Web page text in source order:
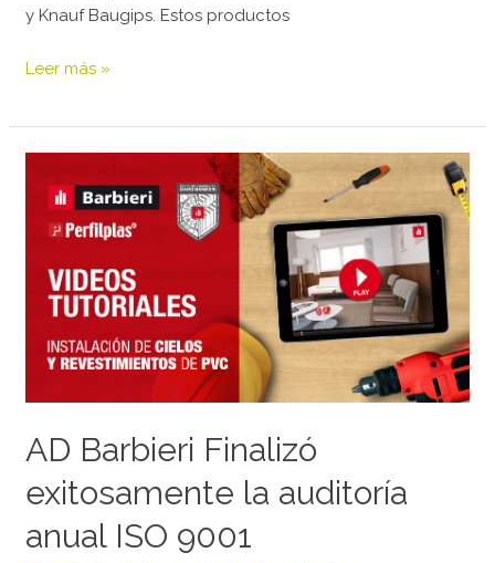
y Knauf Baugips. Estos productos
Leer más »
AD Barbieri Finalizó
exitosamente la auditoría
anual ISO 9001
Barbieri
Finalizó
exitosamente
auditoría
ISO